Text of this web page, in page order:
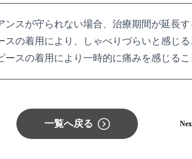
ンスが守られない場合、治療期間が延長
スの着用により、しゃべりづらいと感じる
ースの着用により一時的に痛みを感じるこ
一覧へ戻る